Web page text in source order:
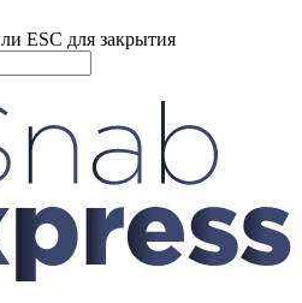
ESC для закрытия